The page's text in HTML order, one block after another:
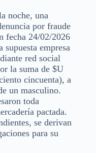
noche, una
por fraude
fecha 24/02/2026
supuesta empresa
red social
la suma de $U
cincuenta), a
un masculino.
toda
pactada.
se derivan
para su